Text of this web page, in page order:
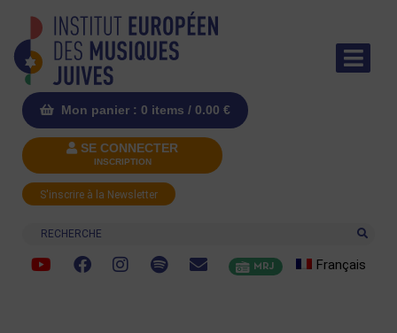
Mon panier : 0 items / 0.00 €
SE CONNECTER
INSCRIPTION
S'inscrire à la Newsletter
Recherche
MRJ Français